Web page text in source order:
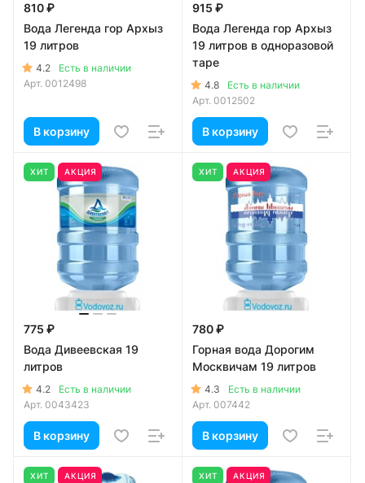
810 ₽
Вода Легенда гор Архыз
19 литров
4.2
Есть в наличии
Арт. 0012498
В корзину
915 ₽
Вода Легенда гор Архыз
19 литров в одноразовой
таре
4.8
Есть в наличии
Арт. 0012502
В корзину
ХИТ АКЦИЯ
775 ₽
Вода Дивеевская 19
литров
4.2
Есть в наличии
Арт. 0043423
В корзину
ХИТ АКЦИЯ
780 ₽
Горная вода Дорогим
Москвичам 19 литров
4.3
Есть в наличии
Арт. 007442
В корзину
ХИТ АКЦИЯ ХИТ АКЦИЯ